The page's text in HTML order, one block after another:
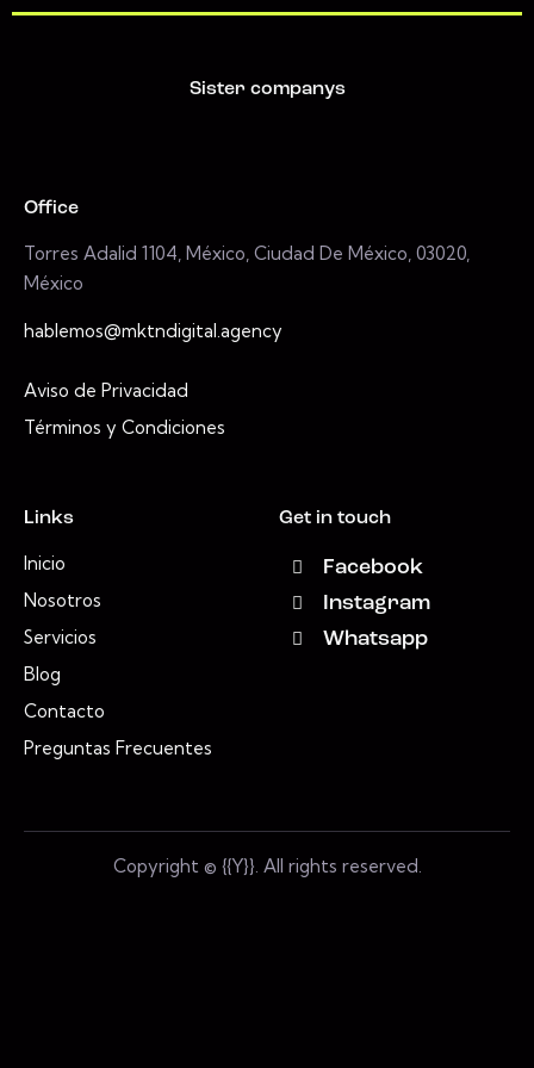
Sister companys
Office
Torres Adalid 1104, México, Ciudad De México, 03020,
México
hablemos@mktndigital.agency
Aviso de Privacidad
Términos y Condiciones
Links
Inicio
Nosotros
Servicios
Blog
Contacto
Preguntas Frecuentes
Get in touch
Facebook
Instagram
Whatsapp
Copyright © {{Y}}. All rights reserved.